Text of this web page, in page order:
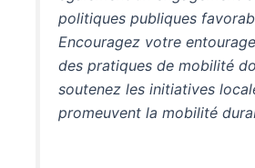
politiques publiques
Encouragez votre
des pratiques de mobilité
soutenez les initiatives
promeuvent la mobilité